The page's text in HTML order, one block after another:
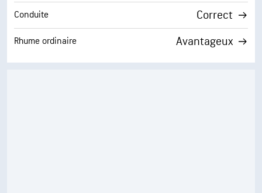
Conduite Correct
Rhume ordinaire Avantageux